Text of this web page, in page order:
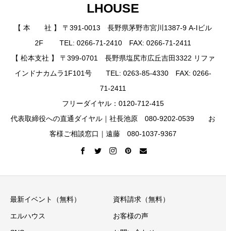
LHOUSE
【 本 社 】 〒391-0013 長野県茅野市宮川1387-9 A-Iビル
2F TEL: 0266-71-2410 FAX: 0266-71-2411
【 松本支社 】 〒399-0701 長野県塩尻市広丘吉田3322 リファ
インドナカムラ1F101号 TEL: 0263-85-4330 FAX: 0266-
71-2411
フリーダイヤル：0120-712-415
代表取締役への直通ダイヤル｜社長池原 080-9202-0539 お
客様ご相談窓口｜遠藤 080-1037-9367
最新イベント（無料） 資料請求（無料）
エルハウス お客様の声